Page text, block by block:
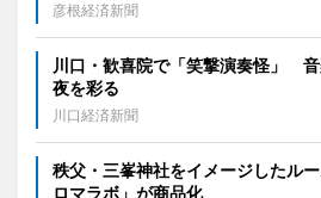
彦根経済新聞
川口・歓喜院で「笑撃演奏怪」
夜を彩る
川口経済新聞
秩父・三峯神社をイメージしたル
ロマラボ」が商品化